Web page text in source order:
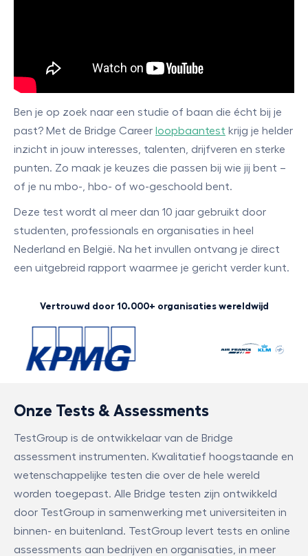
Ben je op zoek naar een studie of baan die écht bij je
past? Met de Bridge Career loopbaantest krijg je helder
inzicht in jouw interesses, talenten, drijfveren en sterke
punten. Zo maak je keuzes die passen bij wie jij bent –
of je nu mbo-, hbo- of wo-geschoold bent.
Deze test wordt al meer dan 10 jaar gebruikt door
studenten, professionals en organisaties in heel
Nederland en België. Na het invullen ontvang je direct
een uitgebreid rapport waarmee je gericht verder kunt.
Vertrouwd door 10.000+ organisaties wereldwijd
Onze Tests & Assessments
TestGroup is de ontwikkelaar van de Bridge
assessment instrumenten. Kwalitatief hoogstaande en
wetenschappelijke testen die over de hele wereld
worden toegepast. Alle Bridge testen zijn ontwikkeld
door TestGroup in samenwerking met universiteiten in
binnen- en buitenland. TestGroup levert tests en online
assessments aan bedrijven en organisaties, in meer